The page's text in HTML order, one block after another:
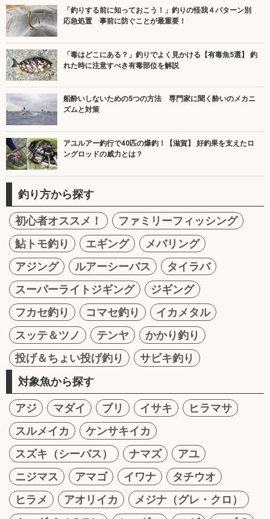
「釣りする前に知っておこう！」釣りの怪我４パターン別
応急処置 事前に防ぐことが最重要！
「毒はどこにある？」釣りでよく見かける【有毒魚5選】 釣
れた時に注意すべき有毒部位を解説
船酔いしないための5つの方法 専門家に聞く酔いのメカニ
ズムと対策
アユルアー釣行で40匹の爆釣！【滋賀】 好釣果を支えたロ
ングロッドの威力とは？
釣り方から探す
初心者オススメ！
ファミリーフィッシング
鮎トモ釣り
エギング
メバリング
アジング
ルアーシーバス
タイラバ
スーパーライトジギング
ジギング
フカセ釣り
コマセ釣り
イカメタル
スッテ＆ツノ
テンヤ
かかり釣り
投げ＆ちょい投げ釣り
サビキ釣り
対象魚から探す
アジ マダイ ブリ イサキ
ヒラマサ
スルメイカ
ケンサキイカ
スズキ（シーバス）
ナマズ
アユ
ニジマス
アマゴ イワナ
タチウオ
ヒラメ
アオリイカ
メジナ（グレ・クロ）